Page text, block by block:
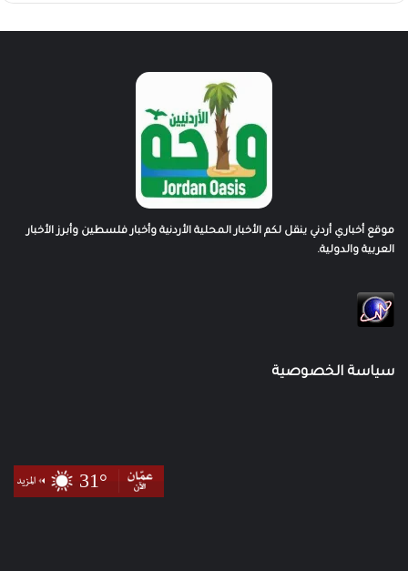
موقع أخباري أردني ينقل لكم الأخبار المحلية الأردنية وأخبار فلسطين وأبرز الأخبار
العربية والدولية.
سياسة الخصوصية